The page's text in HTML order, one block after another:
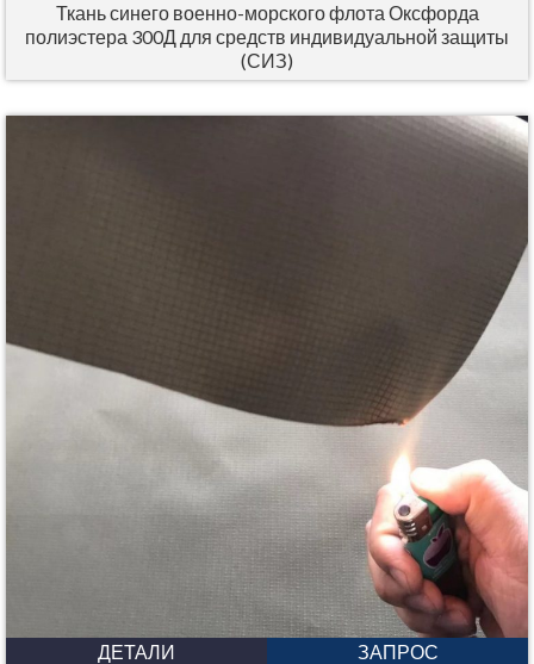
Ткань синего военно-морского флота Оксфорда
полиэстера 300Д для средств индивидуальной защиты
(СИЗ)
ДЕТАЛИ
ЗАПРОС